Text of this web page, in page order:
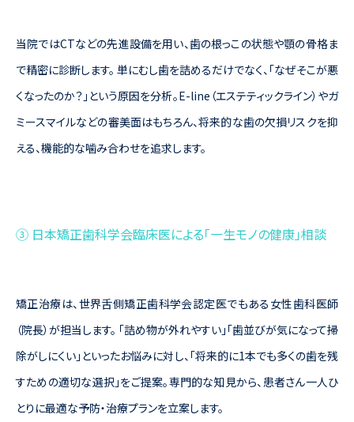
当院ではCTなどの先進設備を用い、歯の根っこの状態や顎の骨格ま
で精密に診断します。 単にむし歯を詰めるだけでなく、「なぜそこが悪
くなったのか？」という原因を分析。E-line（エステティックライン）やガ
ミースマイルなどの審美面はもちろん、将来的な歯の欠損リスクを抑
える、機能的な噛み合わせを追求します。
③ 日本矯正歯科学会臨床医による「一生モノの健康」相談
矯正治療は、世界舌側矯正歯科学会認定医でもある女性歯科医師
（院長）が担当します。 「詰め物が外れやすい」「歯並びが気になって掃
除がしにくい」といったお悩みに対し、「将来的に1本でも多くの歯を残
すための適切な選択」をご提案。専門的な知見から、患者さん一人ひ
とりに最適な予防・治療プランを立案します。